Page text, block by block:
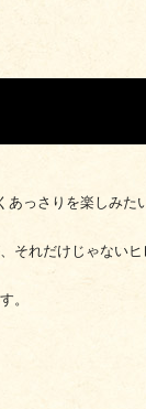
っさりを楽しみた
それだけじゃない
。